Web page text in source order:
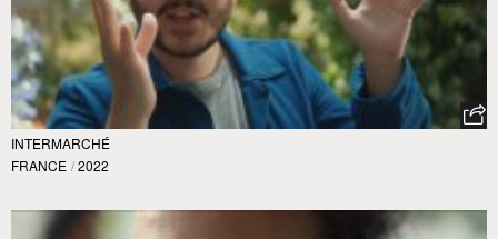
INTERMARCHÉ
FRANCE / 2022